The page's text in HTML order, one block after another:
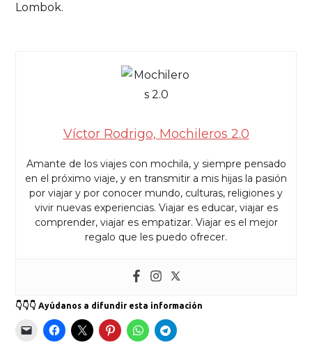
Lombok.
Víctor Rodrigo, Mochileros 2.0
Amante de los viajes con mochila, y siempre pensado
en el próximo viaje, y en transmitir a mis hijas la pasión
por viajar y por conocer mundo, culturas, religiones y
vivir nuevas experiencias. Viajar es educar, viajar es
comprender, viajar es empatizar. Viajar es el mejor
regalo que les puedo ofrecer.
👇👇👇 Ayúdanos a difundir esta información